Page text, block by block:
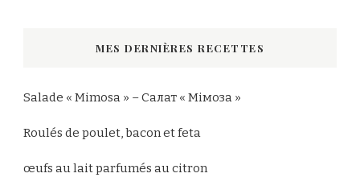
MES DERNIÈRES RECETTES
Salade « Mimosa » – Салат « Мімоза »
Roulés de poulet, bacon et feta
œufs au lait parfumés au citron